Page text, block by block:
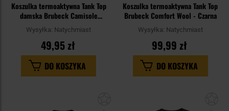
Koszulka termoaktywna Tank Top
damska Brubeck Camisole
Comfort Cotton - White
Wysyłka: Natychmiast
49,95 zł
DO KOSZYKA
Koszulka termoaktywna Tank Top
Brubeck Comfort Wool - Czarna
Wysyłka: Natychmiast
99,99 zł
DO KOSZYKA